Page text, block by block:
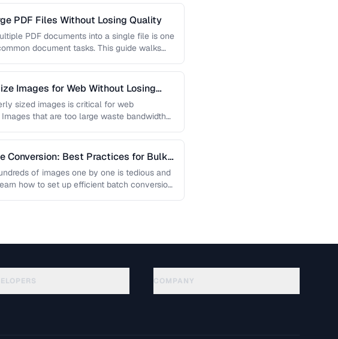
PDF Files Without Losing Quality
PDF documents into a single file is one
document tasks. This guide walks
Images for Web Without Losing
sized images is critical for web
that are too large waste bandwidth
Conversion: Best Practices for Bulk
of images one by one is tedious and
how to set up efficient batch conversion
COMPANY